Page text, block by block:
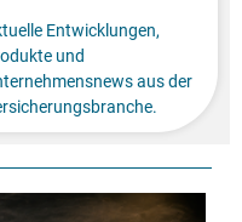
Entwicklungen,
und
aus der